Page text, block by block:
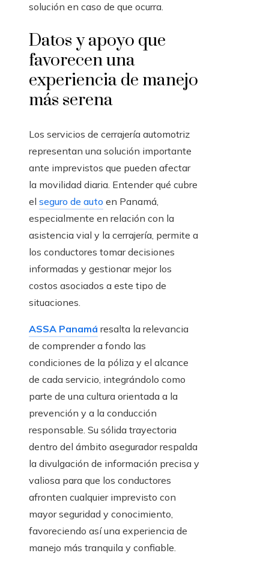
solución en caso de que ocurra.
Datos y apoyo que
favorecen una
experiencia de manejo
más serena
Los servicios de cerrajería automotriz
representan una solución importante
ante imprevistos que pueden afectar
la movilidad diaria. Entender qué cubre
el seguro de auto en Panamá,
especialmente en relación con la
asistencia vial y la cerrajería, permite a
los conductores tomar decisiones
informadas y gestionar mejor los
costos asociados a este tipo de
situaciones.
ASSA Panamá resalta la relevancia
de comprender a fondo las
condiciones de la póliza y el alcance
de cada servicio, integrándolo como
parte de una cultura orientada a la
prevención y a la conducción
responsable. Su sólida trayectoria
dentro del ámbito asegurador respalda
la divulgación de información precisa y
valiosa para que los conductores
afronten cualquier imprevisto con
mayor seguridad y conocimiento,
favoreciendo así una experiencia de
manejo más tranquila y confiable.